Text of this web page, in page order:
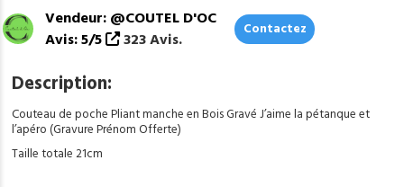
Vendeur: @COUTEL D'OC
Avis: 5/5
323 Avis.
Contactez
Description:
Couteau de poche Pliant manche en Bois Gravé J’aime la pétanque et
l’apéro (Gravure Prénom Offerte)
Taille totale 21cm